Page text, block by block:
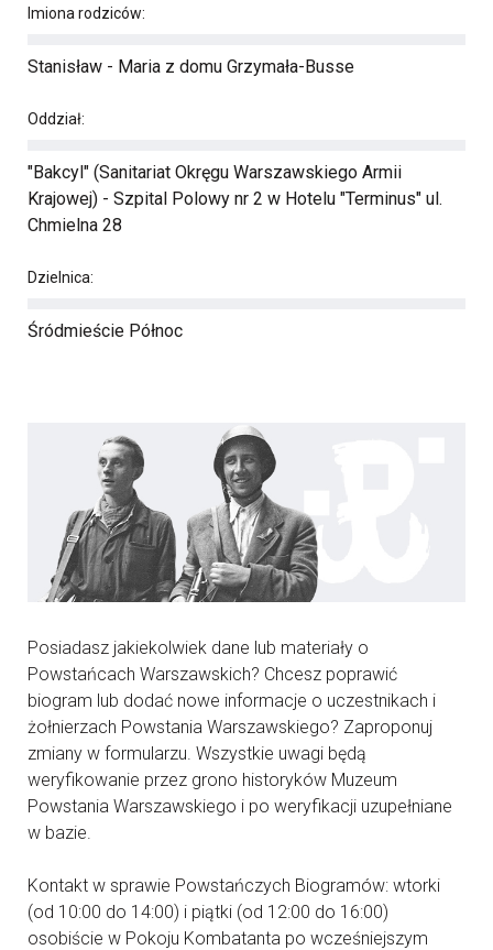
Imiona rodziców:
Stanisław - Maria z domu Grzymała-Busse
Oddział:
"Bakcyl" (Sanitariat Okręgu Warszawskiego Armii
Krajowej) - Szpital Polowy nr 2 w Hotelu "Terminus" ul.
Chmielna 28
Dzielnica:
Śródmieście Północ
Posiadasz jakiekolwiek dane lub materiały o
Powstańcach Warszawskich? Chcesz poprawić
biogram lub dodać nowe informacje o uczestnikach i
żołnierzach Powstania Warszawskiego? Zaproponuj
zmiany w formularzu. Wszystkie uwagi będą
weryfikowanie przez grono historyków Muzeum
Powstania Warszawskiego i po weryfikacji uzupełniane
w bazie.
Kontakt w sprawie Powstańczych Biogramów: wtorki
(od 10:00 do 14:00) i piątki (od 12:00 do 16:00)
osobiście w Pokoju Kombatanta po wcześniejszym